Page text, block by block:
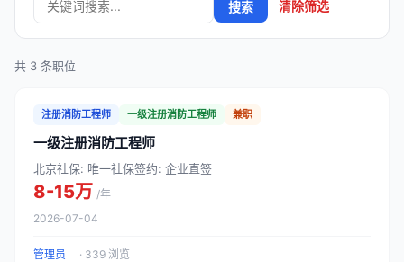
搜索 清除筛选
共 3 条职位
注册消防工程师 一级注册消防工程师 兼职
一级注册消防工程师
北京社保: 唯一社保签约: 企业直签
8-15万 /年
2026-07-04
管理员 · 339 浏览